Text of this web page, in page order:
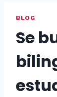
BLOG
Se